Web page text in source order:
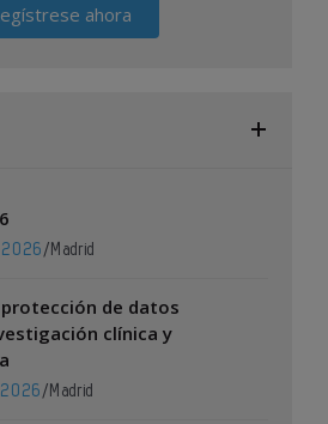
ahora
2026 / Madrid
de datos
clínica y
2026 / Madrid